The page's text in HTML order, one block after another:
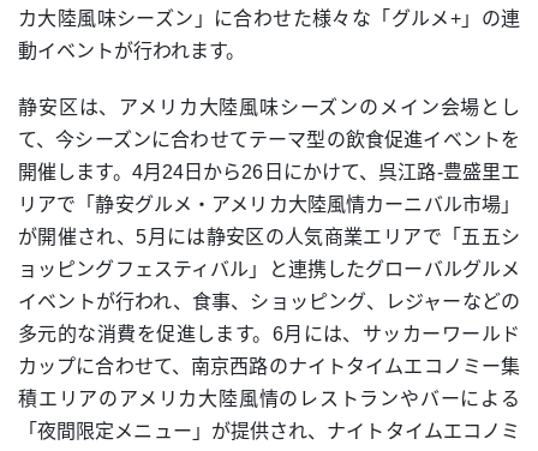
カ大陸風味シーズン」に合わせた様々な「グルメ+」の連
動イベントが行われます。
静安区は、アメリカ大陸風味シーズンのメイン会場とし
て、今シーズンに合わせてテーマ型の飲食促進イベントを
開催します。4月24日から26日にかけて、呉江路-豊盛里エ
リアで「静安グルメ・アメリカ大陸風情カーニバル市場」
が開催され、5月には静安区の人気商業エリアで「五五シ
ョッピングフェスティバル」と連携したグローバルグルメ
イベントが行われ、食事、ショッピング、レジャーなどの
多元的な消費を促進します。6月には、サッカーワールド
カップに合わせて、南京西路のナイトタイムエコノミー集
積エリアのアメリカ大陸風情のレストランやバーによる
「夜間限定メニュー」が提供され、ナイトタイムエコノミ